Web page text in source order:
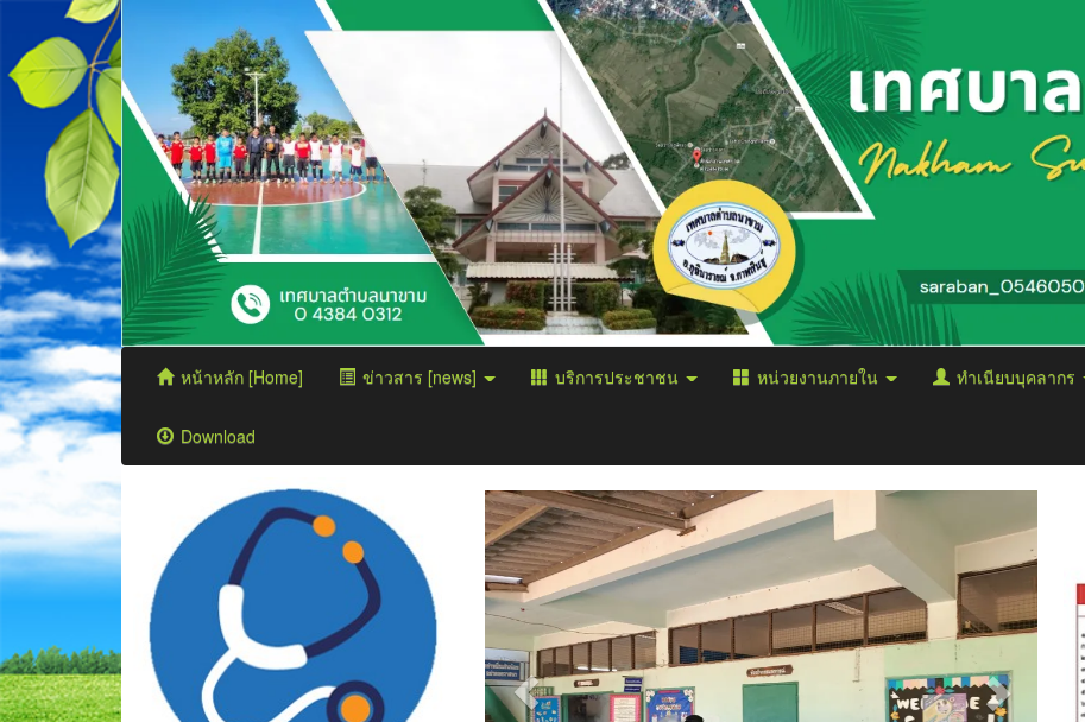
หน้าหลัก [Home] ข่าวสาร [news] บริการประชาชน หน่วยงานภายใน ทำเนียบบุคลากร
Download